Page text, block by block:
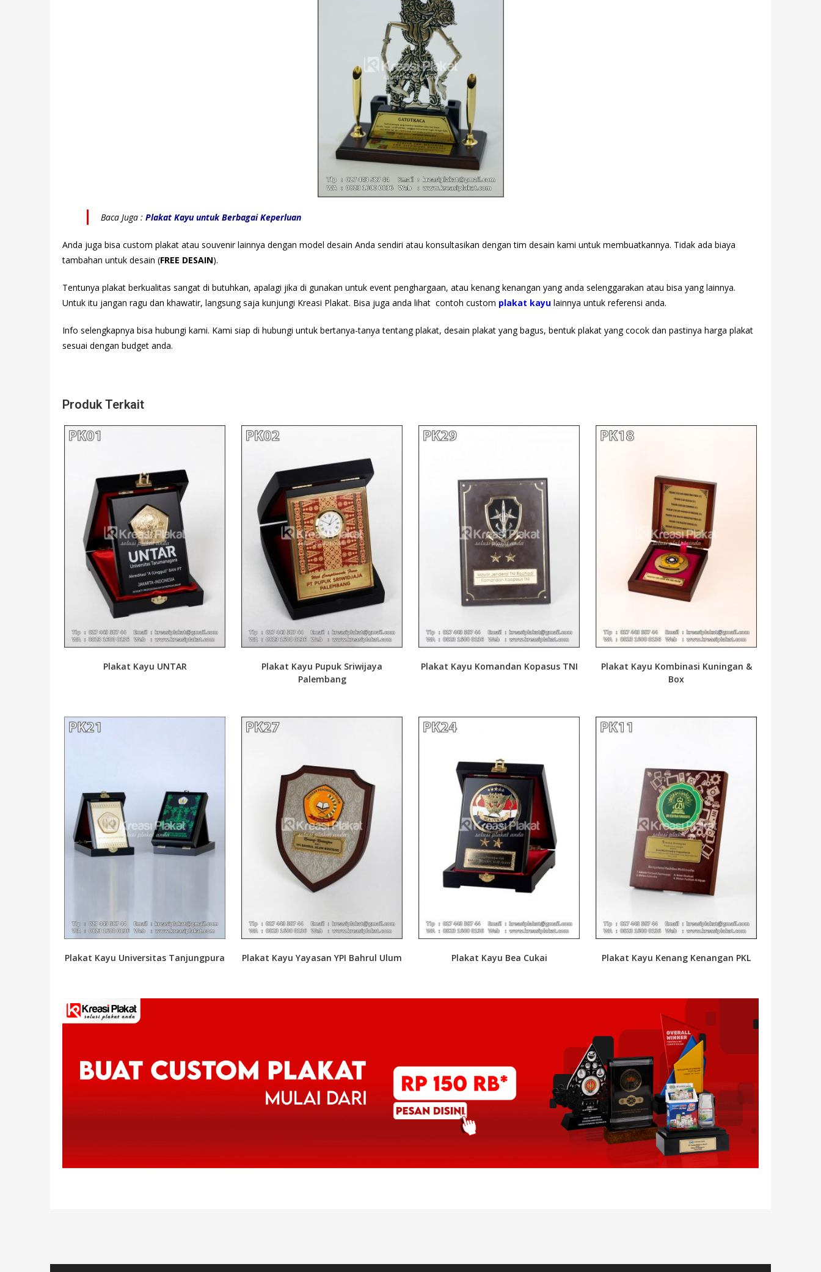
Baca Juga : Plakat Kayu untuk Berbagai Keperluan
Anda juga bisa custom plakat atau souvenir lainnya dengan model desain Anda sendiri atau konsultasikan dengan tim desain kami untuk membuatkannya. Tidak ada biaya
tambahan untuk desain (FREE DESAIN).
Tentunya plakat berkualitas sangat di butuhkan, apalagi jika di gunakan untuk event penghargaan, atau kenang kenangan yang anda selenggarakan atau bisa yang lainnya.
Untuk itu jangan ragu dan khawatir, langsung saja kunjungi Kreasi Plakat. Bisa juga anda lihat contoh custom plakat kayu lainnya untuk referensi anda.
Info selengkapnya bisa hubungi kami. Kami siap di hubungi untuk bertanya-tanya tentang plakat, desain plakat yang bagus, bentuk plakat yang cocok dan pastinya harga plakat
sesuai dengan budget anda.
Produk Terkait
Plakat Kayu UNTAR
Plakat Kayu Pupuk Sriwijaya
Palembang
Plakat Kayu Komandan Kopasus TNI
Plakat Kayu Kombinasi Kuningan &
Box
Plakat Kayu Universitas Tanjungpura Plakat Kayu Yayasan YPI Bahrul Ulum Plakat Kayu Bea Cukai Plakat Kayu Kenang Kenangan PKL